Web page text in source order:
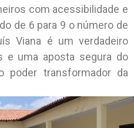
com acessibilidade e
de 6 para 9 o número de
Viana é um verdadeiro
e uma aposta segura do
poder transformador da